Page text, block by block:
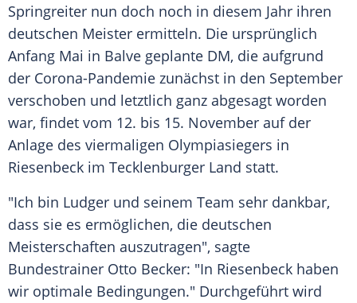
Springreiter nun doch noch in diesem Jahr ihren
deutschen Meister ermitteln. Die ursprünglich
Anfang Mai in Balve geplante DM, die aufgrund
der Corona-Pandemie zunächst in den September
verschoben und letztlich ganz abgesagt worden
war, findet vom 12. bis 15. November auf der
Anlage des viermaligen Olympiasiegers in
Riesenbeck im Tecklenburger Land statt.
"Ich bin Ludger und seinem Team sehr dankbar,
dass sie es ermöglichen, die deutschen
Meisterschaften auszutragen", sagte
Bundestrainer Otto Becker: "In Riesenbeck haben
wir optimale Bedingungen." Durchgeführt wird